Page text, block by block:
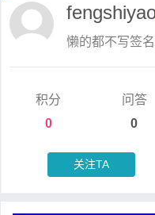
懒的都不写签名
积分
0
问答
0
关注TA